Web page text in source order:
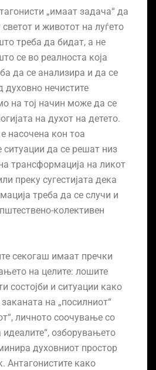
„имаат задача“ да
светот и животот на луѓето
треба да бидат, а не
се во реалноста која
да се анализира и да се
духовно нечистите
на тој начин може да се
на духот на детето.
насочена кон тоа
ситуaции да се решат низ
трансформација на ликот
преку сугестијата дека
треба да се случи и
колективен
секогаш имаат пречки
на целите: лошите
состојби и ситуации како
на „посилниот“
личното соочување со
озборувањето
духовниот простор
Антагонистите како